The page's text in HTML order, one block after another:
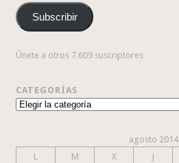
correo
electrónico
Subscribir
Únete a otros 7.609 suscriptores
CATEGORÍAS
Categorías
agosto 2014
L
M X J